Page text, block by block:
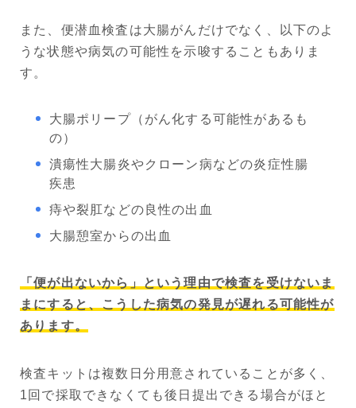
また、便潜血検査は大腸がんだけでなく、以下のよ
うな状態や病気の可能性を示唆することもありま
す。
大腸ポリープ（がん化する可能性があるも
の）
潰瘍性大腸炎やクローン病などの炎症性腸
疾患
痔や裂肛などの良性の出血
大腸憩室からの出血
「便が出ないから」という理由で検査を受けないま
まにすると、こうした病気の発見が遅れる可能性が
あります。
検査キットは複数日分用意されていることが多く、
1回で採取できなくても後日提出できる場合がほと